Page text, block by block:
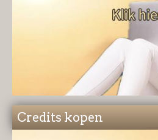
Credits kopen